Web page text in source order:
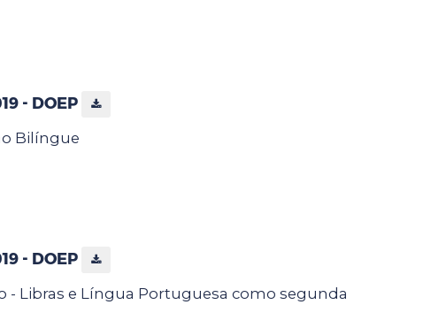
- DOEP
Bilíngue
- DOEP
- Libras e Língua Portuguesa como segunda